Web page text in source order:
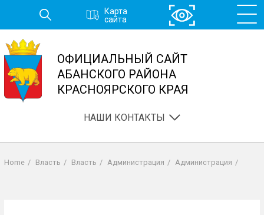
основному
содержанию
Карта
сайта
ОФИЦИАЛЬНЫЙ САЙТ
АБАНСКОГО РАЙОНА
КРАСНОЯРСКОГО КРАЯ
НАШИ КОНТАКТЫ
Home / Власть / Власть / Администрация / Администрация /